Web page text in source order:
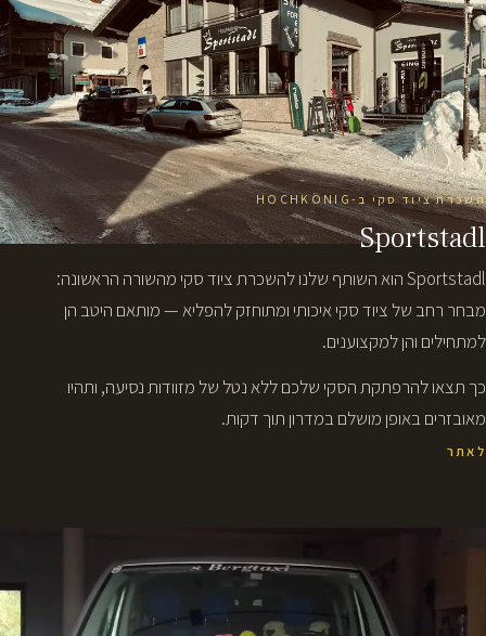
השכרת ציוד סקי ב-HOCHKÖNIG
Sportstadl
Sportstadl הוא השותף שלנו להשכרת ציוד סקי מהשורה הראשונה:
מבחר רחב של ציוד סקי איכותי ומתוחזק להפליא — מותאם היטב הן
למתחילים והן למקצוענים.
כך תצאו להרפתקת הסקי שלכם ללא נטל של מזוודות נסיעה, ותהיו
מאובזרים באופן מושלם במדרון תוך דקות.
לאתר